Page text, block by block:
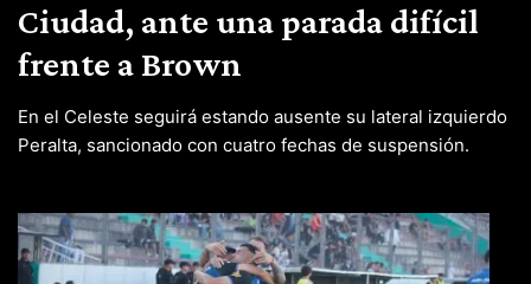
Ciudad, ante una parada difícil
frente a Brown
En el Celeste seguirá estando ausente su lateral izquierdo
Peralta, sancionado con cuatro fechas de suspensión.